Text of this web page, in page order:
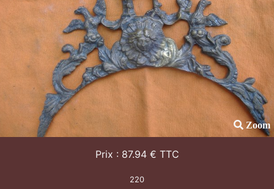
Zoom
Prix : 87.94 € TTC
220